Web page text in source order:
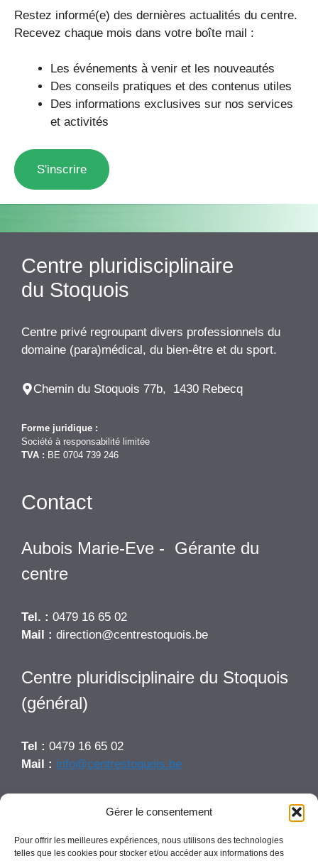
Gérer le consentement
Pour offrir les meilleures expériences, nous utilisons des technologies
telles que les cookies pour stocker et/ou accéder aux informations des
Restez informé(e) des dernières actualités du centre.
Recevez chaque mois dans votre boîte mail :
Les événements à venir et les nouveautés
Des conseils pratiques et des contenus utiles
Des informations exclusives sur nos services
et activités
S'inscrire
Centre pluridisciplinaire
du Stoquois
Centre privé regroupant divers professionnels du
domaine (para)médical, du bien-être et du sport.
Chemin du Stoquois 77b, 1430 Rebecq
Forme juridique :
Société à responsabilité limitée
TVA : BE 0704 739 246
Contact
Aubois Marie-Eve - Gérante du
centre
Tel. : 0479 16 65 02
Mail : direction@centrestoquois.be
Centre pluridisciplinaire du Stoquois
(général)
Tel : 0479 16 65 02
Mail : info@centrestoquois.be
Nos réseaux
Facebook
Instagram